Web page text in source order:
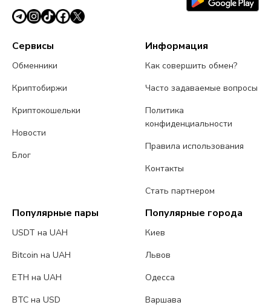
Сервисы
Обменники
Криптобиржи
Криптокошельки
Новости
Блог
Информация
Как совершить обмен?
Часто задаваемые вопросы
Политика
конфиденциальности
Правила использования
Контакты
Стать партнером
Популярные пары
USDT на UAH
Bitcoin на UAH
ETH на UAH
BTC на USD
Популярные города
Киев
Львов
Одесса
Варшава